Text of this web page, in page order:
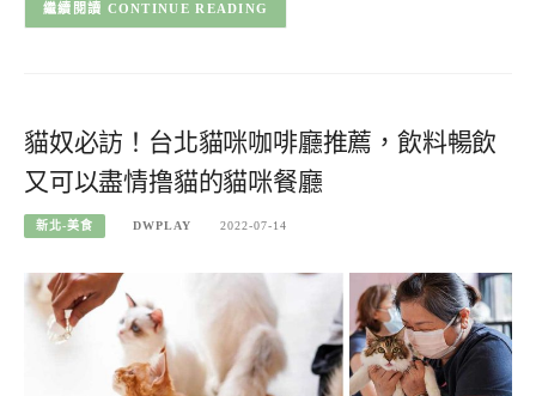
CONTINUE READING
貓奴必訪！台北貓咪咖啡廳推薦，飲料暢飲
又可以盡情撸貓的貓咪餐廳
新北-美食 DWPLAY 2022-07-14